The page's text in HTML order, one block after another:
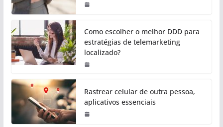
Como escolher o melhor DDD para
estratégias de telemarketing
localizado?
Rastrear celular de outra pessoa,
aplicativos essenciais